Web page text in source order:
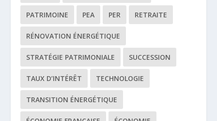
PATRIMOINE PEA PER RETRAITE
RÉNOVATION ÉNERGÉTIQUE
STRATÉGIE PATRIMONIALE SUCCESSION
TAUX D’INTÉRÊT TECHNOLOGIE
TRANSITION ÉNERGÉTIQUE